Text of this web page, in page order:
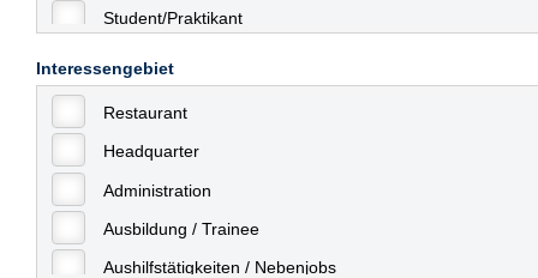
Erfurt
Essen
Frankfurt
Frankfurt am Main
Freiburg
Fulda
Göppingen
Student/Praktikant
Interessengebiet
Restaurant
Headquarter
Administration
Ausbildung / Trainee
Aushilfstätigkeiten / Nebenjobs